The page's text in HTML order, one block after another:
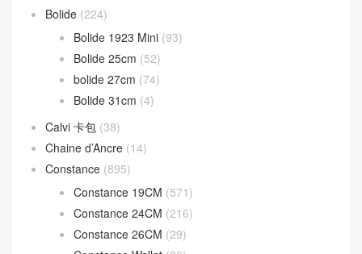
Bolide (224)
Bolide 1923 Mini (93)
Bolide 25cm (52)
bolide 27cm (74)
Bolide 31cm (4)
Calvi 卡包 (38)
Chaine d’Ancre (14)
Constance (895)
Constance 19CM (571)
Constance 24CM (216)
Constance 26CM (29)